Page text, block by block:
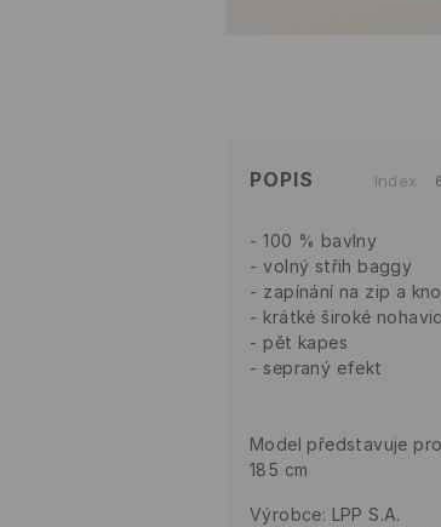
POPIS Index
100 % bavlny
volný střih baggy
zapínání na zip a
krátké široké
pět kapes
sepraný efekt
Model představuje
185 cm
Výrobce: LPP S.A.